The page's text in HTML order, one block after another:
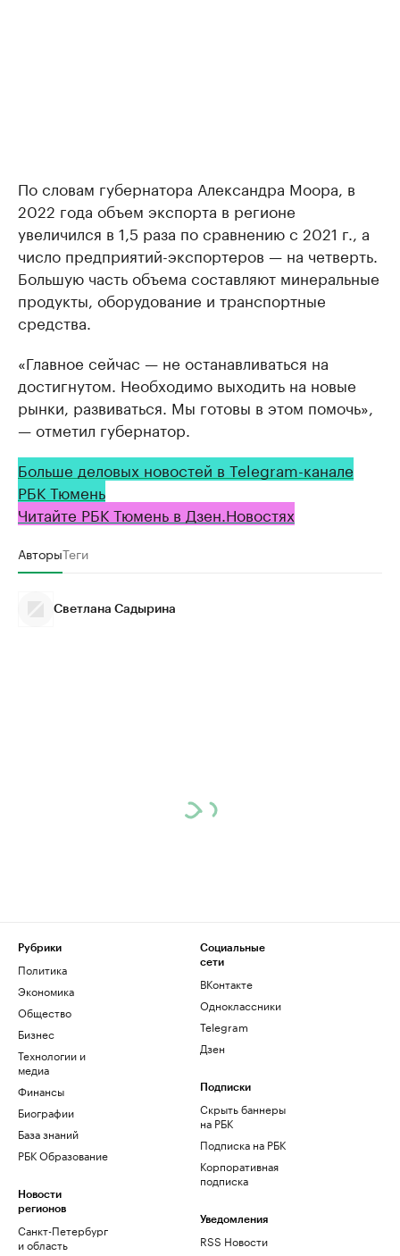
По словам губернатора Александра Моора, в
2022 года объем экспорта в регионе
увеличился в 1,5 раза по сравнению с 2021 г., а
число предприятий-экспортеров — на четверть.
Большую часть объема составляют минеральные
продукты, оборудование и транспортные
средства.
«Главное сейчас — не останавливаться на
достигнутом. Необходимо выходить на новые
рынки, развиваться. Мы готовы в этом помочь»,
— отметил губернатор.
Больше деловых новостей в Telegram-канале
РБК Тюмень
Читайте РБК Тюмень в Дзен.Новостях
АвторыТеги
Светлана Садырина
Рубрики
Политика
Экономика
Общество
Бизнес
Технологии и
медиа
Финансы
Биографии
База знаний
РБК Образование
Новости
регионов
Санкт-Петербург
и область
Социальные
сети
ВКонтакте
Одноклассники
Telegram
Дзен
Подписки
Скрыть баннеры
на РБК
Подписка на РБК
Корпоративная
подписка
Уведомления
RSS Новости